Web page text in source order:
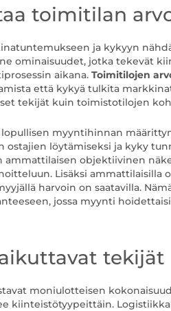
toimitilan
ja kykyyn
ominaisuudet, jotka tekevät
aikana. Toimitilojen
että kykyä tulkita
tekijät kuin toimistotilojen
myyntihinnan
löytämiseksi ja kyky
objektiivinen
Lisäksi ammattilaisilla
harvoin on saatavilla.
jossa myynti
tekijät
moniulotteisen
kiinteistötyypeittäin.